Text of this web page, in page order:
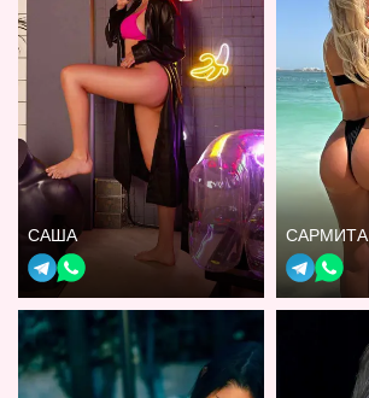
САША САРМИТА